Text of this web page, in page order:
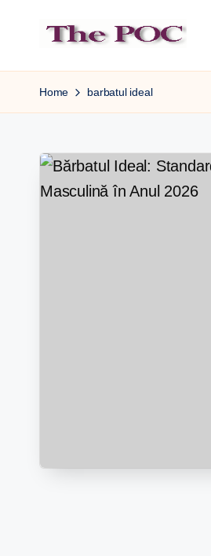
to
contentHome barbatul ideal